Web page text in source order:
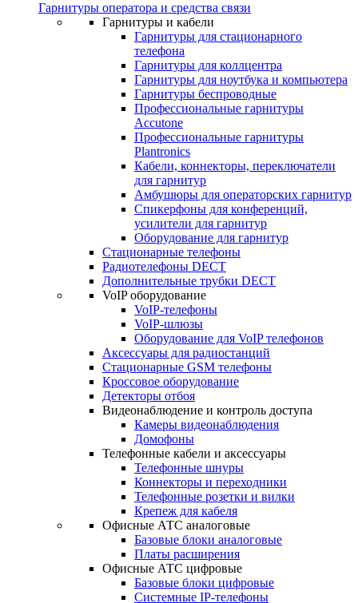
Гарнитуры оператора и средства связи
Гарнитуры и кабели
Гарнитуры для стационарного
телефона
Гарнитуры для коллцентра
Гарнитуры для ноутбука и компьютера
Гарнитуры беспроводные
Профессиональные гарнитуры
Accutone
Профессиональные гарнитуры
Plantronics
Кабели, коннекторы, переключатели
для гарнитур
Амбушюры для операторских гарнитур
Cпикерфоны для конференций,
усилители для гарнитур
Оборудование для гарнитур
Стационарные телефоны
Радиотелефоны DECT
Дополнительные трубки DECT
VoIP оборудование
VoIP-телефоны
VoIP-шлюзы
Оборудование для VoIP телефонов
Аксессуары для радиостанций
Стационарные GSM телефоны
Кроссовое оборудование
Детекторы отбоя
Видеонаблюдение и контроль доступа
Камеры видеонаблюдения
Домофоны
Телефонные кабели и аксессуары
Телефонные шнуры
Коннекторы и переходники
Телефонные розетки и вилки
Крепеж для кабеля
Офисные АТС аналоговые
Базовые блоки аналоговые
Платы расширения
Офисные АТС цифровые
Базовые блоки цифровые
Системные IP-телефоны